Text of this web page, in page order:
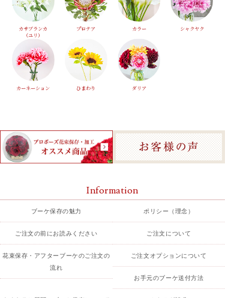
カサブランカ
（ユリ）
プロテア カラー シャクヤク
カーネーション ひまわり ダリア
Information
ブーケ保存の魅力 ポリシー（理念）
ご注文の前にお読みください ご注文について
花束保存・アフターブーケのご注文の
流れ
ご注文オプションについて
お手元のブーケ送付方法